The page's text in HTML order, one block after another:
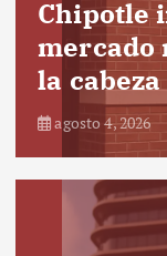
Chipotle
mercado
la cabeza
agosto 4, 2026